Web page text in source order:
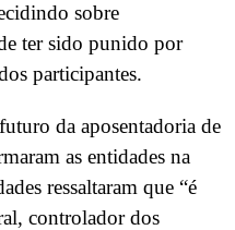
sobre
ter sido punido por
participantes.
da aposentadoria de
as entidades na
ressaltaram que “é
controlador dos